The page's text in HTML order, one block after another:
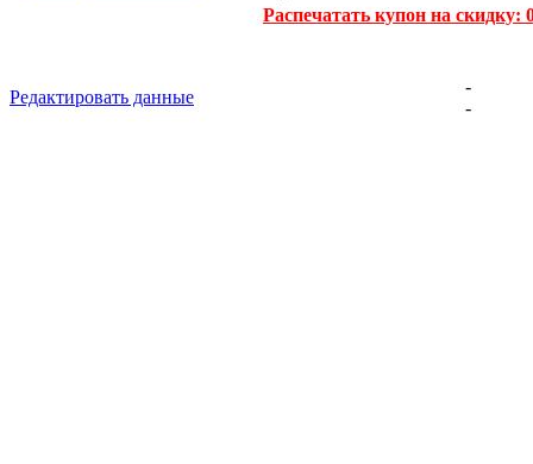
Распечатать купон на скидку:
Редактировать данные
-
-